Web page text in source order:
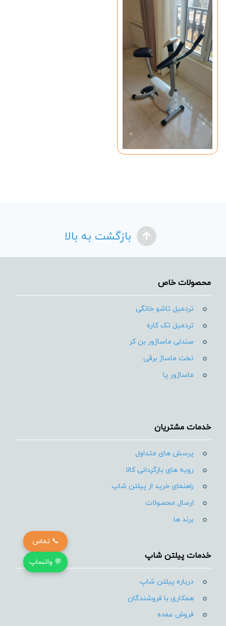
بازگشت به بالا
محصولات خاص
تردمیل تاشو خانگی
تردمیل تک کاره
صندلی ماساژور بن کر
تخت ماساژ برقی
ماساژور پا
خدمات مشتریان
پرسش های متداول
رویه های بازگردانی کالا
راهنمای خرید از پیلتن شاپ
ارسال محصولات
برند ها
خدمات پیلتن شاپ
درباره پیلتن شاپ
همکاری با فروشندگان
فروش عمده
📞 تماس
💬 واتساپ